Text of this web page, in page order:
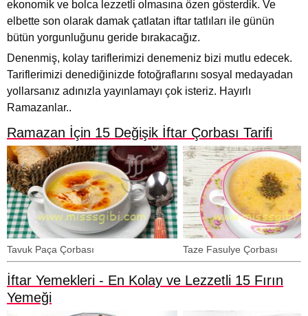
ekonomik ve bolca lezzetli olmasına özen gösterdik. Ve
elbette son olarak damak çatlatan iftar tatlıları ile günün
bütün yorgunluğunu geride bırakacağız.
Denenmiş, kolay tariflerimizi denemeniz bizi mutlu edecek.
Tariflerimizi denediğinizde fotoğraflarını sosyal medayadan
yollarsanız adınızla yayınlamayı çok isteriz. Hayırlı
Ramazanlar..
Ramazan İçin 15 Değişik İftar Çorbası Tarifi
Tavuk Paça Çorbası Taze Fasulye Çorbası
İftar Yemekleri - En Kolay ve Lezzetli 15 Fırın
Yemeği